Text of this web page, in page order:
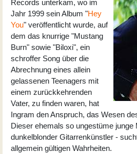
Records unterkam, wo im
Jahr 1999 sein Album "Hey
You" veröffentlicht wurde, auf
dem das knurrige "Mustang
Burn" sowie "Biloxi", ein
schroffer Song über die
Abrechnung eines allein
gelassenen Teenagers mit
einem zurückkehrenden
Vater, zu finden waren, hat
Ingram den Anspruch, das Wesen
Dieser ehemals so ungestüme junge
dunkelblonder Gitarrenkünstler -
allgemein gültigen Wahrheiten.